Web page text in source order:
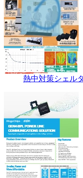
熱中対策シェル